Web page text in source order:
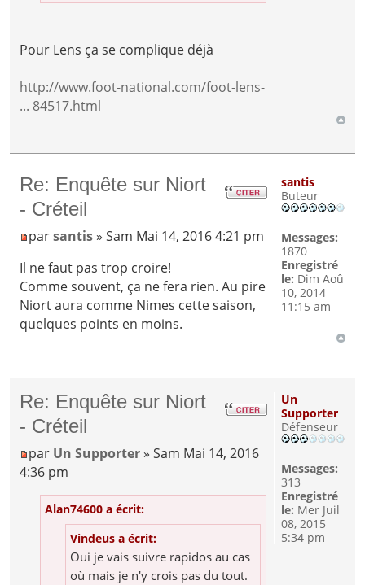
Pour Lens ça se complique déjà
http://www.foot-national.com/foot-lens-
... 84517.html
Re: Enquête sur Niort
- Créteil
parsantis» Sam Mai 14, 2016 4:21 pm
Il ne faut pas trop croire!
Comme souvent, ça ne fera rien. Au pire
Niort aura comme Nimes cette saison,
quelques points en moins.
santis
Buteur
Messages:
1870
Enregistré
le: Dim Aoû
10, 2014
11:15 am
Re: Enquête sur Niort
- Créteil
par Un Supporter » Sam Mai 14, 2016
4:36 pm
Alan74600 a écrit:
Vindeus a écrit:
Oui je vais suivre rapidos au cas
où mais je n'y crois pas du tout.
Un
Supporter
Défenseur
Messages:
313
Enregistré
le: Mer Juil
08, 2015
5:34 pm